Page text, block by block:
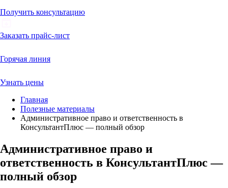
Получить консультацию
Заказать прайс-лист
Горячая линия
Узнать цены
Главная
Полезные материалы
Административное право и ответственность в
КонсультантПлюс — полный обзор
Административное право и
ответственность в КонсультантПлюс —
полный обзор